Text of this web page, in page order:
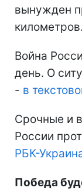
вынужден
километров.
Война
день. О
- в
Срочные и
России
РБК-
Победа